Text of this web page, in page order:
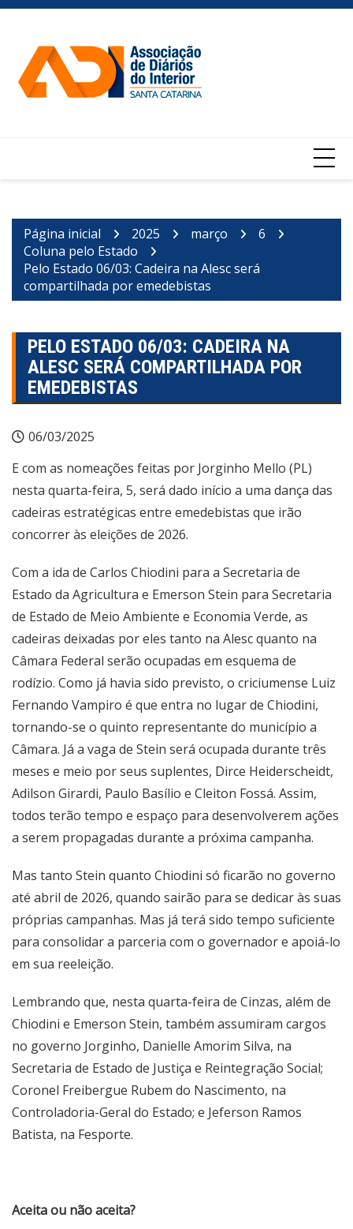
Ir
conteúdo
Página inicial 2025 março
6
Coluna pelo Estado
Pelo Estado 06/03: Cadeira na Alesc será
compartilhada por emedebistas
PELO ESTADO 06/03: CADEIRA NA
ALESC SERÁ COMPARTILHADA POR
EMEDEBISTAS
06/03/2025
E com as nomeações feitas por Jorginho Mello (PL)
nesta quarta-feira, 5, será dado início a uma dança das
cadeiras estratégicas entre emedebistas que irão
concorrer às eleições de 2026.
Com a ida de Carlos Chiodini para a Secretaria de
Estado da Agricultura e Emerson Stein para Secretaria
de Estado de Meio Ambiente e Economia Verde, as
cadeiras deixadas por eles tanto na Alesc quanto na
Câmara Federal serão ocupadas em esquema de
rodízio. Como já havia sido previsto, o criciumense Luiz
Fernando Vampiro é que entra no lugar de Chiodini,
tornando-se o quinto representante do município a
Câmara. Já a vaga de Stein será ocupada durante três
meses e meio por seus suplentes, Dirce Heiderscheidt,
Adilson Girardi, Paulo Basílio e Cleiton Fossá. Assim,
todos terão tempo e espaço para desenvolverem ações
a serem propagadas durante a próxima campanha.
Mas tanto Stein quanto Chiodini só ficarão no governo
até abril de 2026, quando sairão para se dedicar às suas
próprias campanhas. Mas já terá sido tempo suficiente
para consolidar a parceria com o governador e apoiá-lo
em sua reeleição.
Lembrando que, nesta quarta-feira de Cinzas, além de
Chiodini e Emerson Stein, também assumiram cargos
no governo Jorginho, Danielle Amorim Silva, na
Secretaria de Estado de Justiça e Reintegração Social;
Coronel Freibergue Rubem do Nascimento, na
Controladoria-Geral do Estado; e Jeferson Ramos
Batista, na Fesporte.
Aceita ou não aceita?